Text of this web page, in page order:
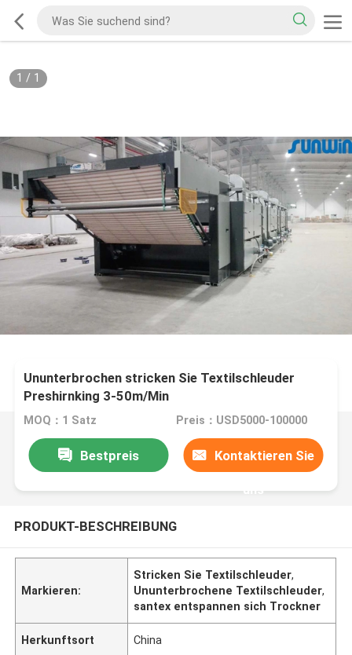
1 / 1
Ununterbrochen stricken Sie Textilschleuder
Preshirnking 3-50m/Min
MOQ：1 Satz Preis：USD5000-100000
Bestpreis Kontaktieren Sie
uns
PRODUKT-BESCHREIBUNG
Markieren:
Stricken Sie Textilschleuder,
Ununterbrochene Textilschleuder,
santex entspannen sich Trockner
Herkunftsort China